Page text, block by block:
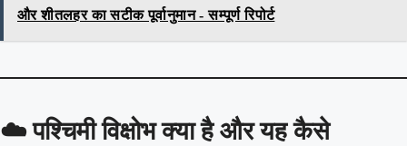
और शीतलहर का सटीक पूर्वानुमान - सम्पूर्ण रिपोर्ट
☁️ पश्चिमी विक्षोभ क्या है और यह कैसे